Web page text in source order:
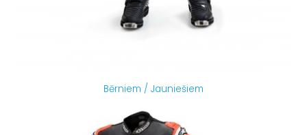
Bērniem / Jauniešiem